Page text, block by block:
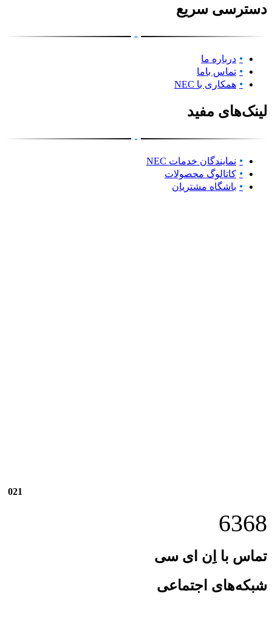
دسترسی سریع
-
درباره ما
تماس باما
همکاری با NEC
لینک‌های مفید
-
نمایندگان خدمات NEC
کاتالوگ محصولات
باشگاه مشتریان
021
6368
تماس با اِن ای سی
شبکه‌های اجتماعی